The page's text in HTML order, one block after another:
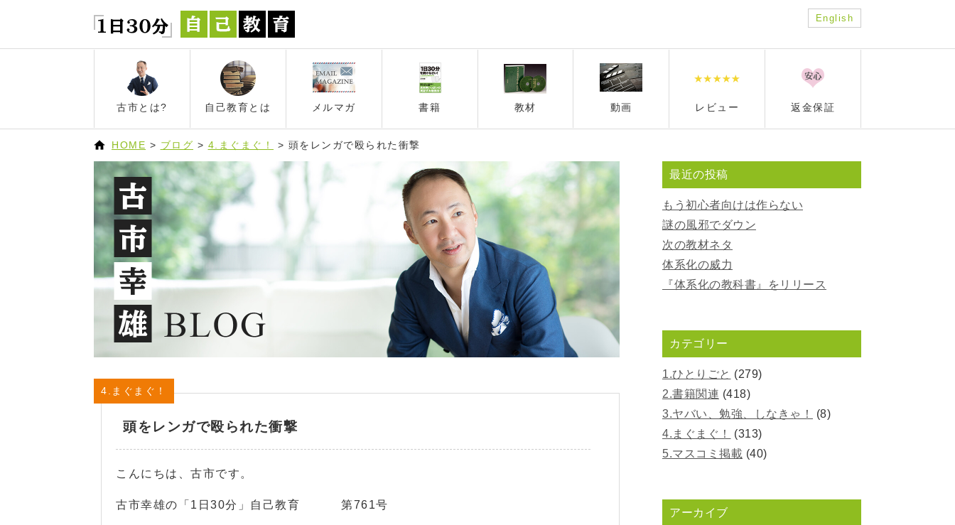
English
古市とは? 自己教育とは メルマガ 書籍 教材 動画 レビュー 返金保証
HOME > ブログ > 4.まぐまぐ！ > 頭をレンガで殴られた衝撃
4.まぐまぐ！
頭をレンガで殴られた衝撃
こんにちは、古市です。
古市幸雄の「1日30分」自己教育 第761号
最近の投稿
もう初心者向けは作らない
謎の風邪でダウン
次の教材ネタ
体系化の威力
『体系化の教科書』をリリース
カテゴリー
1.ひとりごと (279)
2.書籍関連 (418)
3.ヤバい、勉強、しなきゃ！
(8)
4.まぐまぐ！
(313)
5.マスコミ掲載 (40)
アーカイブ